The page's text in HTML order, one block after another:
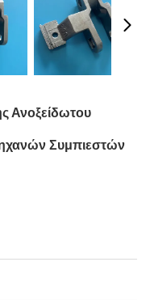
Ανοξείδωτου
Συμπιεστών